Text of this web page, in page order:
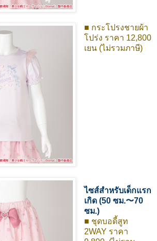
■ กระโปรงชายผ้า
โปร่ง ราคา 12,800
เยน (ไม่รวมภาษี)
ไซส์สำหรับเด็กแรก
เกิด (50 ซม.〜70
ซม.)
■ ชุดบอดี้สูท
2WAY ราคา